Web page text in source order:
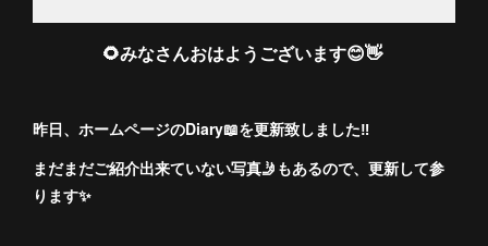
🌻みなさんおはようございます😊👋
昨日、ホームページのDiary📖を更新致しました‼️
まだまだご紹介出来ていない写真🤳もあるので、更新して参
ります✨